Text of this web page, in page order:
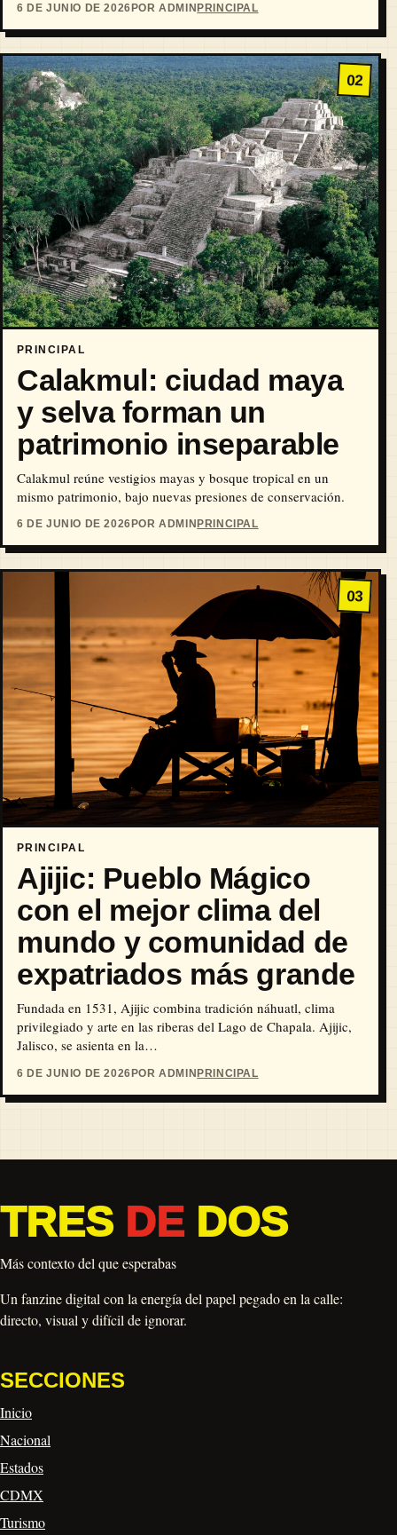
6 DE JUNIO DE 2026POR ADMINPRINCIPAL
02
PRINCIPAL
Calakmul: ciudad maya
y selva forman un
patrimonio inseparable
Calakmul reúne vestigios mayas y bosque tropical en un
mismo patrimonio, bajo nuevas presiones de conservación.
6 DE JUNIO DE 2026 POR ADMIN PRINCIPAL
03
PRINCIPAL
Ajijic: Pueblo Mágico
con el mejor clima del
mundo y comunidad de
expatriados más grande
Fundada en 1531, Ajijic combina tradición náhuatl, clima
privilegiado y arte en las riberas del Lago de Chapala. Ajijic,
Jalisco, se asienta en la…
6 DE JUNIO DE 2026POR ADMINPRINCIPAL
TRES DEDOS
Más contexto del que esperabas
Un fanzine digital con la energía del papel pegado en la calle:
directo, visual y difícil de ignorar.
SECCIONES
Inicio
Nacional
Estados
CDMX
Turismo